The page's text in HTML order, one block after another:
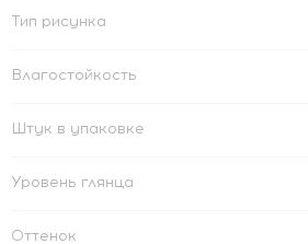
Тип рисунка
Влагостойкость
Штук в упаковке
Уровень глянца
Оттенок